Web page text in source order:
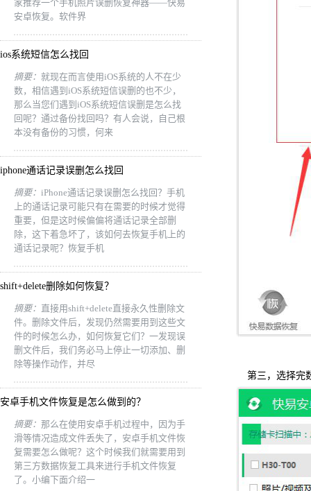
家推荐一个手机照片误删恢复神器——快易
安卓恢复。软件界
ios系统短信怎么找回
摘要： 就现在而言使用iOS系统的人不在少
数，相信遇到iOS系统短信误删的也不少，
那么当您们遇到iOS系统短信误删是怎么找
回呢？通过备份找回吗？有人会说，自己根
本没有备份的习惯，何来
iphone通话记录误删怎么找回
摘要： iPhone通话记录误删怎么找回？手机
上的通话记录可能只有在需要的时候才觉得
重要，但是这时候偏偏将通话记录全部删
除，这下着急坏了，该如何去恢复手机上的
通话记录呢？恢复手机
shift+delete删除如何恢复？
摘要： 直接用shift+delete直接永久性删除文
件。删除文件后，发现仍然需要用到这些文
件的时候怎么办，如何恢复它们？一发现误
删文件后，我们务必马上停止一切添加、删
除等操作动作，并尽
安卓手机文件恢复是怎么做到的？
摘要： 那么在使用安卓手机过程中，因为手
滑等情况造成文件丢失了，安卓手机文件恢
复需要怎么做呢？这个时候我们就需要用到
第三方数据恢复工具来进行手机文件恢复
了。小编下面介绍一
第三，选择完